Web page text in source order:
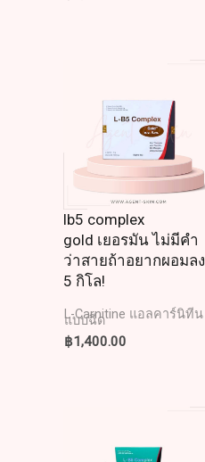
lb5 complex
gold เยอรมัน ไม่มีคำ
ว่าสายถ้าอยากผอมลง
5 กิโล!
L-Carnitine แอลคาร์นิทีน
แบบฉีด
฿1,400.00